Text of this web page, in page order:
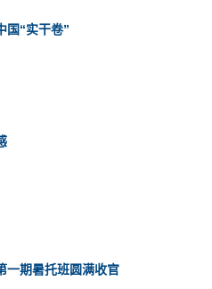
国“实干卷”
一期暑托班圆满收官